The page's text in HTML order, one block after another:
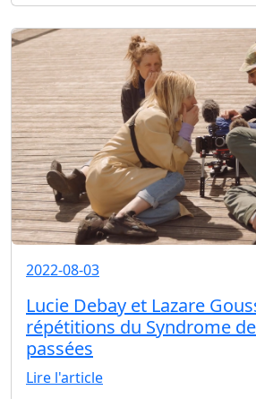
2022-08-03
Lucie Debay et Lazare
répétitions du Syndrome
passées
Lire l'article